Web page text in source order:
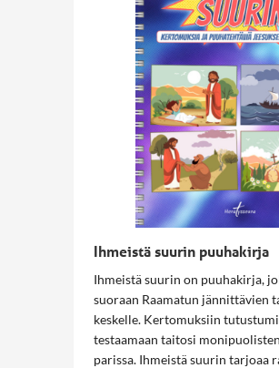
Ihmeistä suurin puuhakirja
Ihmeistä suurin on puuhakirja,
suoraan Raamatun jännittävien
keskelle. Kertomuksiin
testaamaan taitosi
parissa. Ihmeistä suurin tarjoaa